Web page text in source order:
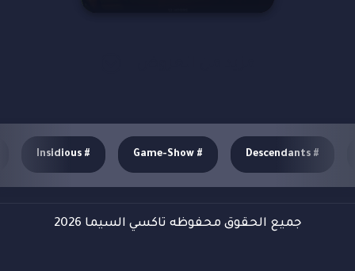
#
Descendants
#
Game-Show
#
Insidious
جميع الحقوق محفوظه تاكسي السيما 2026